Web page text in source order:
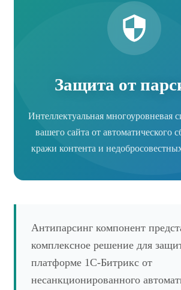
Защита от
Интеллектуальная многоуровневая
вашего сайта от автоматического
кражи контента и
Антипарсинг компонент
комплексное решение для
платформе 1С-Битрикс от
несанкционированного